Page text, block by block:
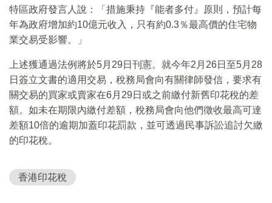
特區政府發言人說：「措施秉持『能者多付』原則，預計每
年為政府增加約10億元收入，只有約0.3％最高價的住宅物
業交易受影響。」
上述獲通過法例將於5月29日刊憲。就今年2月26日至5月28
日簽立文書的適用交易，稅務局會向有關律師發信，要求有
關交易的買家或賣家在6月29日或之前繳付新舊印花稅的差
額。如未在期限內繳付差額，稅務局會向他們徵收最高可達
差額10倍的逾期加蓋印花罰款，並可透過民事訴訟追討欠繳
的印花稅。
香港印花稅